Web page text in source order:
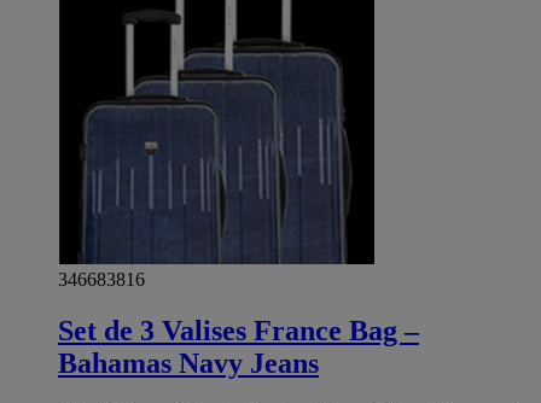
346683816
Set de 3 Valises France Bag –
Bahamas Navy Jeans